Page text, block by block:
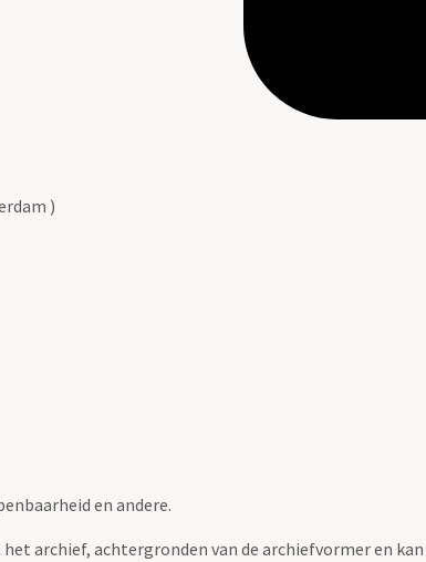
)
en andere.
archief, achtergronden van de archiefvormer en